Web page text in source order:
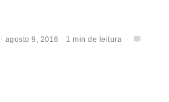
agosto 9, 2016 1 min de leitura